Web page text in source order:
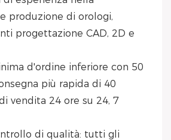
produzione di orologi,
progettazione CAD, 2D e
più rapida di 40
vendita 24 ore su 24, 7